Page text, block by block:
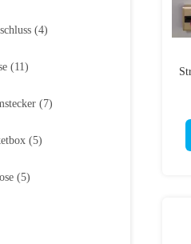
(4)
(11)
(7)
(5)
(5)